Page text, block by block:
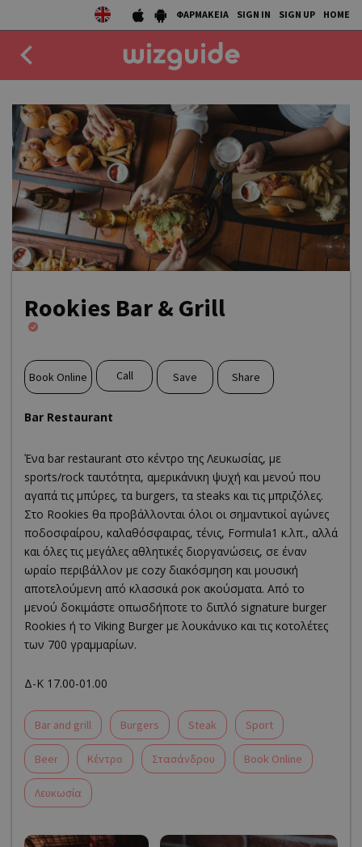
ΦΑΡΜΑΚΕΙΑ SIGN IN SIGN UP HOME
DRINK
50 BEST
AGENDA
COLLECTIONS
NEWS
Rookies Bar & Grill
Book Online Call Save Share
Bar Restaurant
Ένα bar restaurant στο κέντρο της Λευκωσίας, με
sports/rock ταυτότητα, αμερικάνικη ψυχή και μενού που
αγαπά τις μπύρες, τα burgers, τα steaks και τις μπριζόλες.
Στο Rookies θα προβάλλονται όλοι οι σημαντικοί αγώνες
ποδοσφαίρου, καλαθόσφαιρας, τένις, Formula1 κ.λπ., αλλά
και όλες τις μεγάλες αθλητικές διοργανώσεις, σε έναν
ωραίο περιβάλλον με cozy διακόσμηση και μουσική
αποτελούμενη από κλασσικά ροκ ακούσματα. Από το
μενού δοκιμάστε οπωσδήποτε το διπλό signature burger
Rookies ή το Viking Burger με λουκάνικο και τις κοτολέτες
των 700 γραμμαρίων.
Δ-Κ 17.00-01.00
Bar and grill Burgers Steak Sport
Beer Κέντρο Στασάνδρου Book Online
Λευκωσία